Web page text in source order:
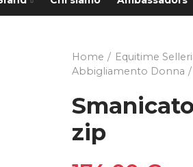
Home Equitime
Abbigliamento Donna
zip